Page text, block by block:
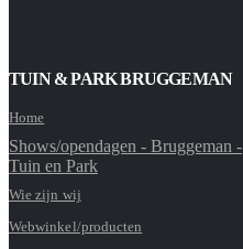
TUIN & PARK BRUGGEMAN
Home
Shows/opendagen - Bruggeman -
Tuin en Park
Wie zijn wij
Webwinkel/producten